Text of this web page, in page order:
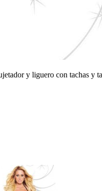
y liguero con tachas y